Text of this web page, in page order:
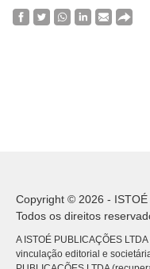
Copyright © 2026 - ISTOÉ
Todos os direitos
A ISTOÉ PUBLICAÇÕES
vinculação editorial e